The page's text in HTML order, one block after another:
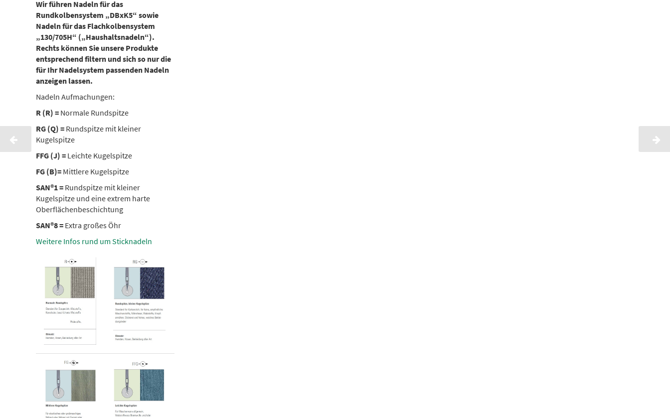
Wir führen Nadeln für das
Rundkolbensystem „DBxK5“ sowie
Nadeln für das Flachkolbensystem
„130/705H“ („Haushaltsnadeln“).
Rechts können Sie unsere Produkte
entsprechend filtern und sich so nur die
für Ihr Nadelsystem passenden Nadeln
anzeigen lassen.
Nadeln Aufmachungen:
R (R) = Normale Rundspitze
RG (Q) = Rundspitze mit kleiner
Kugelspitze
FFG (J) = Leichte Kugelspitze
FG (B)= Mittlere Kugelspitze
SAN®1 = Rundspitze mit kleiner
Kugelspitze und eine extrem harte
Oberflächenbeschichtung
SAN®8 = Extra großes Öhr
Weitere Infos rund um Sticknadeln